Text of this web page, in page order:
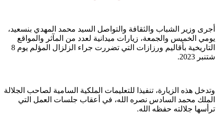
أجرى وزير الشباب والثقافة والتواصل السيد محمد المهدي بنسعيد،
يومي الخميس والجمعة، زيارات ميدانية لعدد من المآثر والمواقع
التاريخية بأقاليم ورزازات التي تضررت جراء الزلزال المؤلم يوم 8
شتنبر 2023.
وتدخل هذه الزيارة، تنفيذا للتعليمات الملكية السامية لصاحب الجلالة
الملك محمد السادس نصره الله، في أعقاب جلسات العمل التي
ترأسها جلالته حفظه الله.